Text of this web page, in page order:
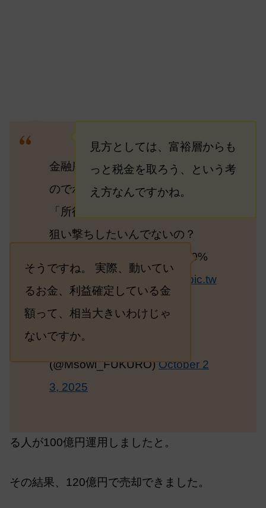
金融所得課税強化の詳細がない
のでわからないのだけど、この
「所得1億円の壁」から上の層を
狙い撃ちしたいんでないの？
我々のような庶民でも一律30%
pic.tw
— フクロウさん
(@Msowl_FUKURO)October 2
3, 2025
見方としては、富裕層からも
っと税金を取ろう、という考
え方なんですかね。
そうですね。 実際、動いてい
るお金、利益確定している金
額って、相当大きいわけじゃ
ないですか。
る人が100億円運用しましたと。
その結果、120億円で売却できました。